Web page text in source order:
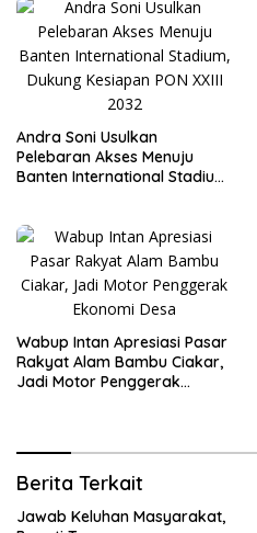
Andra Soni Usulkan
Pelebaran Akses Menuju
Banten International Stadium,
Wabup Intan Apresiasi Pasar
Rakyat Alam Bambu Ciakar,
Jadi Motor Penggerak
Berita Terkait
Jawab Keluhan Masyarakat,